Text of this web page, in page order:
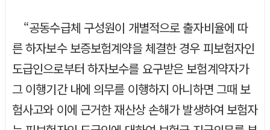
“공동수급체 구성원이 개별적으로 출자비율에 따
른 하자보수 보증보험계약을 체결한 경우 피보험자인
도급인으로부터 하자보수를 요구받은 보험계약자가
그 이행기간 내에 의무를 이행하지 아니하면 그때 보
험사고와 이에 근거한 재산상 손해가 발생하여 보험자